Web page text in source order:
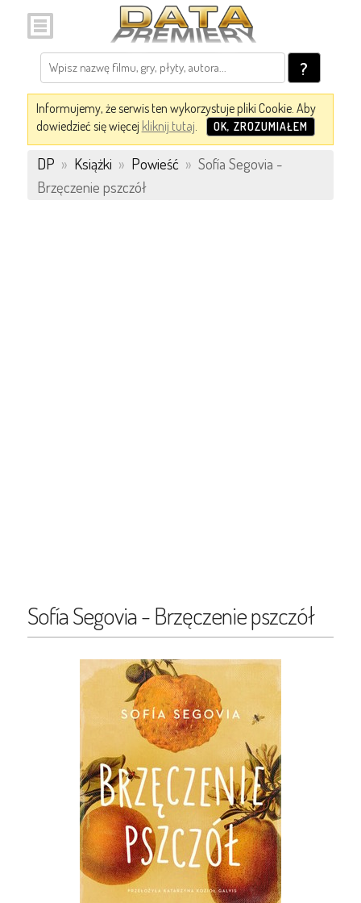
?
Informujemy, że serwis ten wykorzystuje pliki Cookie. Aby
dowiedzieć się więcej kliknij tutaj. OK, ZROZUMIAŁEM
DP » Książki » Powieść » Sofía Segovia -
Brzęczenie pszczół
Sofía Segovia - Brzęczenie pszczół